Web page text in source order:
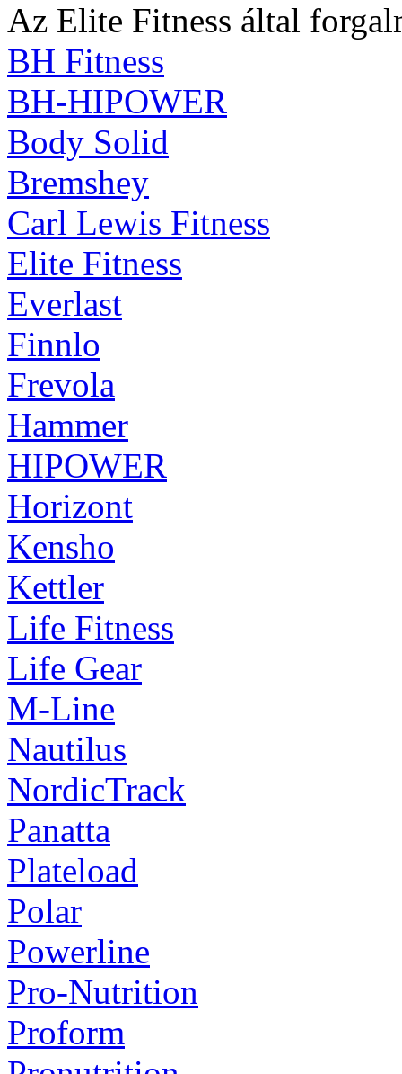
Az Elite Fitness által
BH Fitness
BH-HIPOWER
Body Solid
Bremshey
Carl Lewis Fitness
Elite Fitness
Everlast
Finnlo
Frevola
Hammer
HIPOWER
Horizont
Kensho
Kettler
Life Fitness
Life Gear
M-Line
Nautilus
NordicTrack
Panatta
Plateload
Polar
Powerline
Pro-Nutrition
Proform